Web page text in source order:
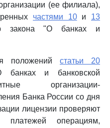
(ее филиала),
частями 10и 13
закона "О банках и
положений статьи 20
банках и банковской
организации-
Банка России со дня
лицензии проверяют
платежей операциям,